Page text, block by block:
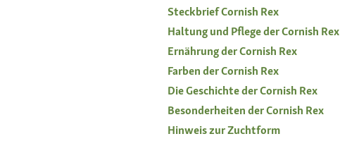
Steckbrief Cornish Rex
Haltung und Pflege der Cornish Rex
Ernährung der Cornish Rex
Farben der Cornish Rex
Die Geschichte der Cornish Rex
Besonderheiten der Cornish Rex
Hinweis zur Zuchtform